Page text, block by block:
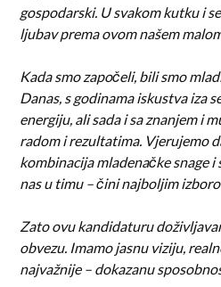
gospodarski. U svakom kutku i
ljubav prema ovom našem
Kada smo započeli, bili smo
Danas, s godinama iskustva iza
energiju, ali sada i sa znanjem i
radom i rezultatima. Vjerujemo
kombinacija mladenačke snage
nas u timu – čini najboljim
Zato ovu kandidaturu
obvezu. Imamo jasnu viziju,
najvažnije – dokazanu